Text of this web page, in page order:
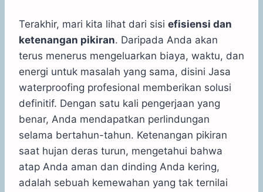
Terakhir, mari kita lihat dari sisi efisiensi dan
ketenangan pikiran. Daripada Anda akan
terus menerus mengeluarkan biaya, waktu, dan
energi untuk masalah yang sama, disini Jasa
waterproofing profesional memberikan solusi
definitif. Dengan satu kali pengerjaan yang
benar, Anda mendapatkan perlindungan
selama bertahun-tahun. Ketenangan pikiran
saat hujan deras turun, mengetahui bahwa
atap Anda aman dan dinding Anda kering,
adalah sebuah kemewahan yang tak ternilai